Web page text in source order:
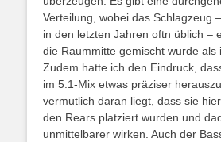
Verteilung, wobei das Schlagzeug
in den letzten Jahren oftn üblich –
die Raummitte gemischt wurde als
Zudem hatte ich den Eindruck,
im 5.1-Mix etwas präziser
vermutlich daran liegt, dass sie
den Rears platziert wurden und
unmittelbarer wirken. Auch der